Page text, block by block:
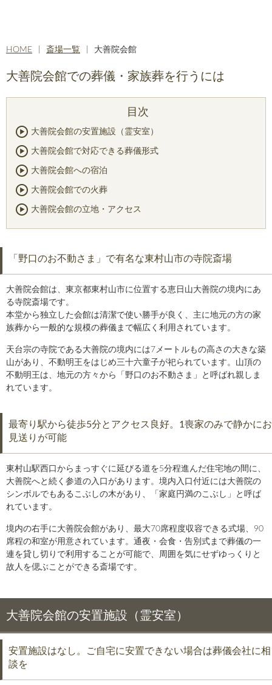
HOME 斎場一覧 大善院会館
大善院会館での葬儀・家族葬を行うには
大善院会館の安置施設（霊安室）
大善院会館で対応できる葬儀形式
大善院会館への宿泊
大善院会館での火葬
大善院会館の立地・アクセス
「野口のお不動さま」で有名な東村山市の寺院斎場
大善院会館は、東京都東村山市に位置する恵日山大善院の境内にあ
る寺院斎場です。
本堂から独立した会館は清潔で使い勝手が良く、主に地元の方の家
族葬から一般的な規模の葬儀まで幅広く利用されています。
天台宗の寺院である大善院の境内には7メートルもの高さの大きな築
山があり、不動明王をはじめ三十六童子が祀られています。山頂の
不動明王は、地元の方々から「野口のお不動さま」と呼ばれ親しま
れています。
最寄り駅から徒歩5分とアクセス良好。1喪家のみで静かにお
見送りが可能
東村山駅西口からまっすぐに延びる道を5分程進んだ住宅地の間に、
大善院へと続く参道の入口があります。境内入口付近には大善院の
シンボルでもあるこぶしの木があり、「家庭円満のこぶし」と呼ば
れています。
境内の右手に大善院会館があり、最大70席程度収容できる式場、90
席程の和室が用意されています。通夜・会食・告別式まで葬儀の一
連を貸し切りで利用することが可能で、周囲を気にせずゆっくりと
故人を偲ぶことができる斎場です。
大善院会館の安置施設（霊安室）
安置施設はなし。ご自宅に安置できない場合は葬儀会社に相
談を